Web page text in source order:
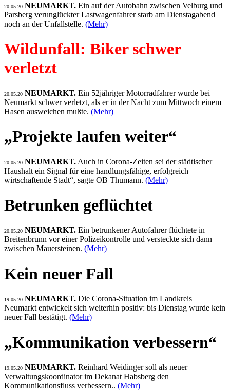
20.05.20 NEUMARKT. Ein auf der Autobahn zwischen Velburg und
Parsberg verunglückter Lastwagenfahrer starb am Dienstagabend
noch an der Unfallstelle. (Mehr)
Wildunfall: Biker schwer
verletzt
20.05.20 NEUMARKT. Ein 52jähriger Motorradfahrer wurde bei
Neumarkt schwer verletzt, als er in der Nacht zum Mittwoch einem
Hasen ausweichen mußte. (Mehr)
„Projekte laufen weiter“
20.05.20 NEUMARKT. Auch in Corona-Zeiten sei der städtischer
Haushalt ein Signal für eine handlungsfähige, erfolgreich
wirtschaftende Stadt“, sagte OB Thumann. (Mehr)
Betrunken geflüchtet
20.05.20 NEUMARKT. Ein betrunkener Autofahrer flüchtete in
Breitenbrunn vor einer Polizeikontrolle und versteckte sich dann
zwischen Mauersteinen. (Mehr)
Kein neuer Fall
19.05.20 NEUMARKT. Die Corona-Situation im Landkreis
Neumarkt entwickelt sich weiterhin positiv: bis Dienstag wurde kein
neuer Fall bestätigt. (Mehr)
„Kommunikation verbessern“
19.05.20 NEUMARKT. Reinhard Weidinger soll als neuer
Verwaltungskoordinator im Dekanat Habsberg den
Kommunikationsfluss verbessern.. (Mehr)